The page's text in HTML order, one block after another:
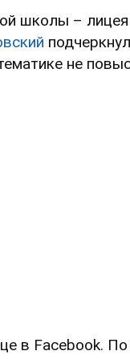
школы – лицея
не
в Facebook. По